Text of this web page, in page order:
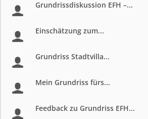
Grundrissdiskussion EFH –...
Einschätzung zum...
Grundriss Stadtvilla...
Mein Grundriss fürs...
Feedback zu Grundriss EFH...